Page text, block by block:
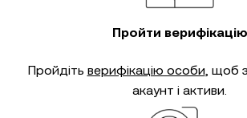
Пройти верифікацію
Пройдіть верифікацію особи, щоб
акаунт і активи.